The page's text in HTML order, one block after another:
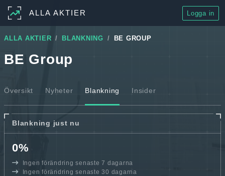
ALLA AKTIER Logga in
ALLA AKTIER BLANKNING BE GROUP
BE Group
Översikt Nyheter Blankning Insider
Blankning just nu
0%
Ingen förändring senaste 7 dagarna
Ingen förändring senaste 30 dagarna